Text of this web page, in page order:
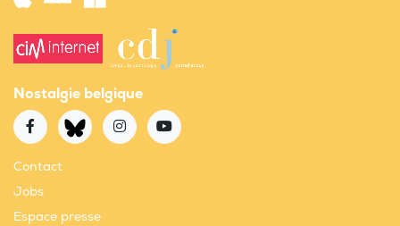
Nostalgie belgique
Contact
Jobs
Espace presse